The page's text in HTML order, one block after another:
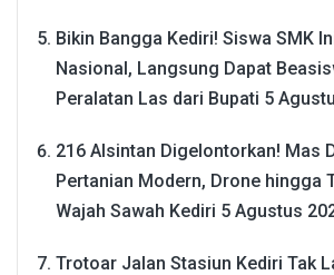
Bikin Bangga Kediri! Siswa SMK
Nasional, Langsung Dapat
Peralatan Las dari Bupati 5
216 Alsintan Digelontorkan! Mas
Pertanian Modern, Drone hingga
Wajah Sawah Kediri 5 Agustus
Trotoar Jalan Stasiun Kediri Tak